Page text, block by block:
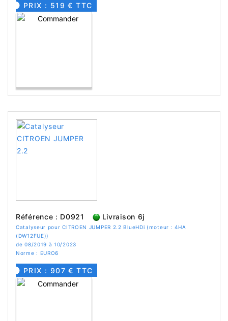
PRIX : 519 € TTC
Référence : D0921 Livraison 6j
Catalyseur pour CITROEN JUMPER 2.2 BlueHDi (moteur : 4HA
(DW12FUE))
de 08/2019 à 10/2023
Norme : EURO6
PRIX : 907 € TTC